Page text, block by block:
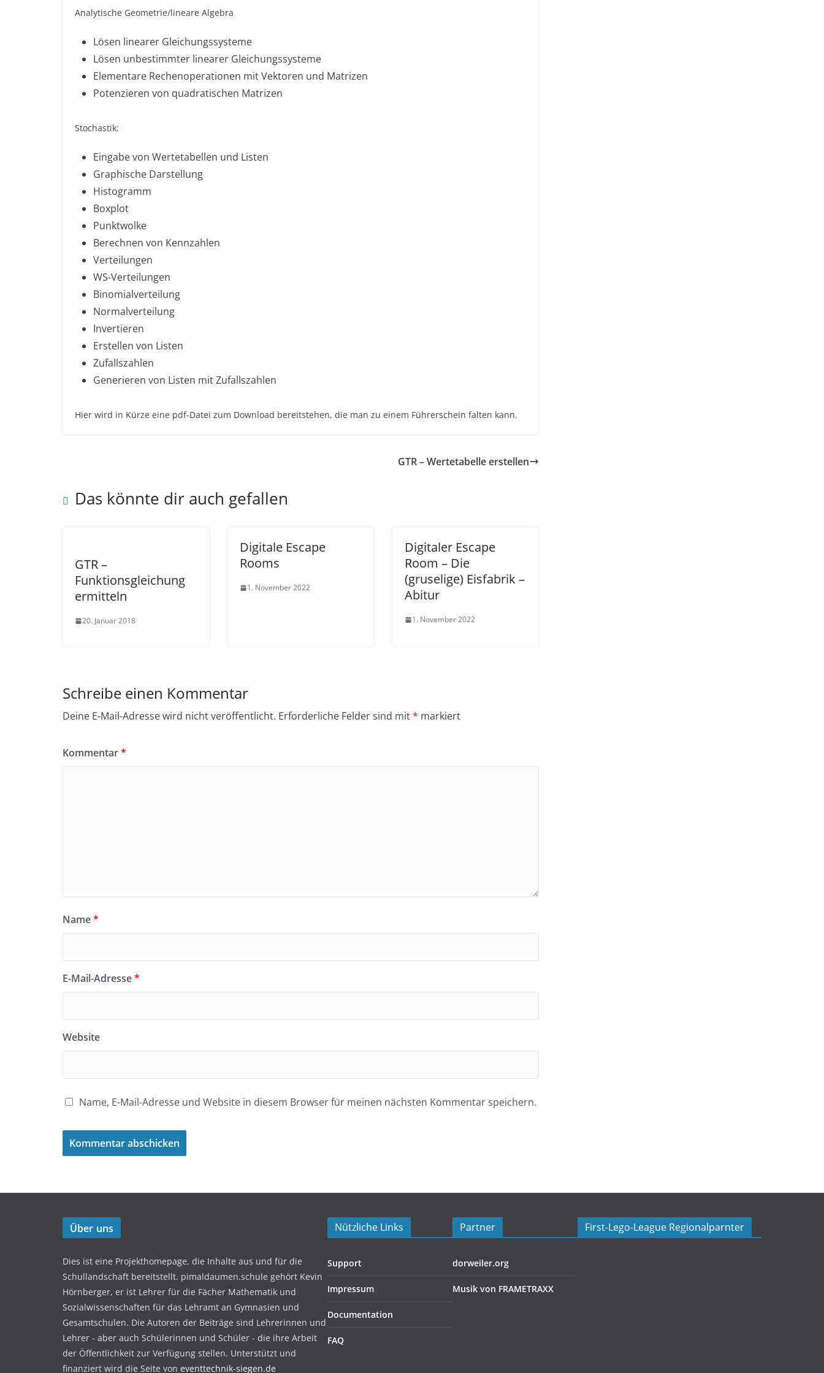
Analytische Geometrie/lineare Algebra
Lösen linearer Gleichungssysteme
Lösen unbestimmter linearer Gleichungssysteme
Elementare Rechenoperationen mit Vektoren und Matrizen
Potenzieren von quadratischen Matrizen
Stochastik:
Eingabe von Wertetabellen und Listen
Graphische Darstellung
Histogramm
Boxplot
Punktwolke
Berechnen von Kennzahlen
Verteilungen
WS-Verteilungen
Binomialverteilung
Normalverteilung
Invertieren
Erstellen von Listen
Zufallszahlen
Generieren von Listen mit Zufallszahlen
Hier wird in Kürze eine pdf-Datei zum Download bereitstehen, die man zu einem Führerschein falten kann.
GTR – Wertetabelle erstellen
Das könnte dir auch gefallen
GTR –
Funktionsgleichung
ermitteln
20. Januar 2018
Digitale Escape
Rooms
1. November 2022
Digitaler Escape
Room – Die
(gruselige) Eisfabrik –
Abitur
1. November 2022
Schreibe einen Kommentar
Deine E-Mail-Adresse wird nicht veröffentlicht. Erforderliche Felder sind mit* markiert
Kommentar*
Name*
E-Mail-Adresse*
Website
Name, E-Mail-Adresse und Website in diesem Browser für meinen nächsten Kommentar speichern.
Über uns
Dies ist eine Projekthomepage, die Inhalte aus und für die
Schullandschaft bereitstellt. pimaldaumen.schule gehört Kevin
Hörnberger, er ist Lehrer für die Fächer Mathematik und
Sozialwissenschaften für das Lehramt an Gymnasien und
Gesamtschulen. Die Autoren der Beiträge sind Lehrerinnen und
Lehrer - aber auch Schülerinnen und Schüler - die ihre Arbeit
der Öffentlichkeit zur Verfügung stellen. Unterstützt und
finanziert wird die Seite von eventtechnik-siegen.de
Nützliche Links
Support
Impressum
Documentation
FAQ
Partner
dorweiler.org
Musik von FRAMETRAXX
First-Lego-League Regionalparnter